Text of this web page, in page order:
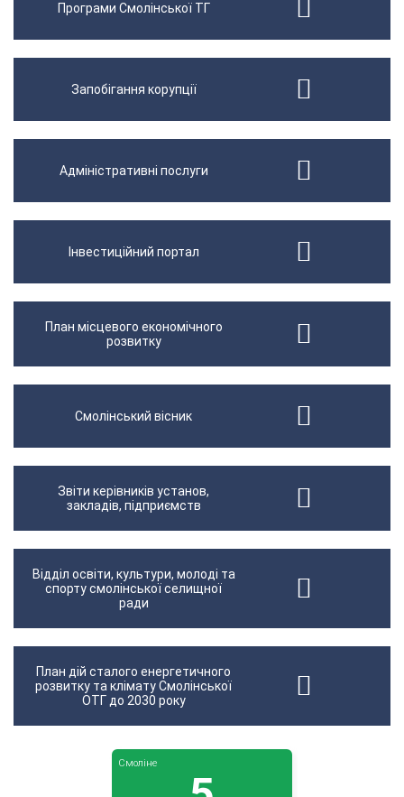
Програми Смолінської ТГ
Запобігання корупції
Адміністративні послуги
Інвестиційний портал
План місцевого економічного
розвитку
Смолінський вісник
Звіти керівників установ,
закладів, підприємств
Відділ освіти, культури, молоді та
спорту смолінської селищної
ради
План дій сталого енергетичного
розвитку та клімату Смолінської
ОТГ до 2030 року